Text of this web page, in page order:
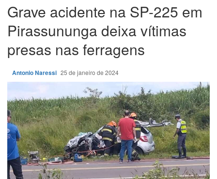
Grave acidente na SP-225 em
Pirassununga deixa vítimas
presas nas ferragens
Antonio Naressi 25 de janeiro de 2024